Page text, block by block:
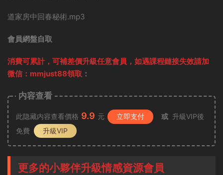
道家房中回春秘術.mp3
會員網盤自取
消費可累計，可補差價升級任意會員， 如遇課程鏈接失效請加
微信：mmjust88領取 ：
内容查看
此隐藏内容查看價格 9.9 元 立即支付 或 升級VIP後
免費
升級VIP
更多的小夥伴升級情感資源會員